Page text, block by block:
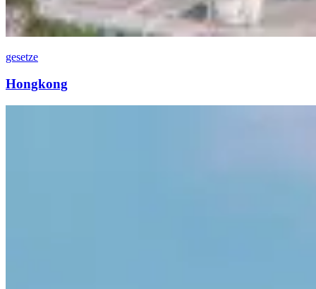
gesetze
Hongkong